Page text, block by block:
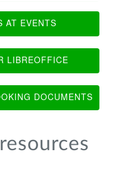
AT EVENTS
LIBREOFFICE
DOCUMENTS